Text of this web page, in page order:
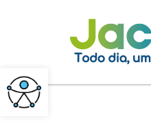
Pular para o conteúdo